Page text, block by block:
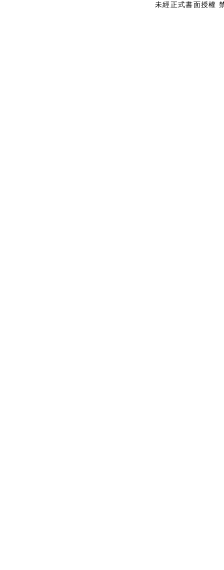
未經正式書面授權